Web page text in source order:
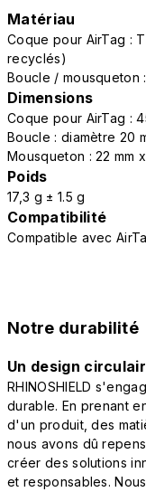
Matériau
Coque pour AirTag :
recyclés)
Boucle / mousqueton
Dimensions
Coque pour AirTag :
Boucle : diamètre 20
Mousqueton : 22 mm
Poids
17,3 g ± 1.5 g
Compatibilité
Compatible avec
Notre durabilité
Un design
RHINOSHIELD
durable. En prenant
d'un produit, des
nous avons dû
créer des solutions
et responsables.